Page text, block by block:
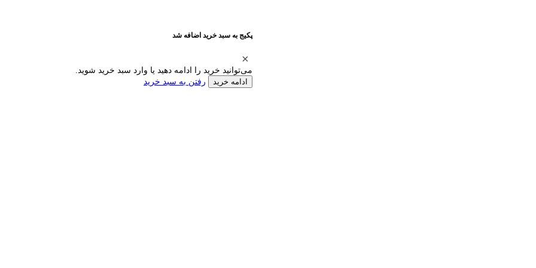
پکیج به سبد خرید اضافه شد
می‌توانید خرید را ادامه دهید یا وارد سبد خرید شوید.
ادامه خرید رفتن به سبد خرید